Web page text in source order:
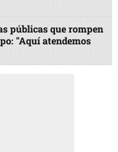
públicas que rompen
"Aquí atendemos